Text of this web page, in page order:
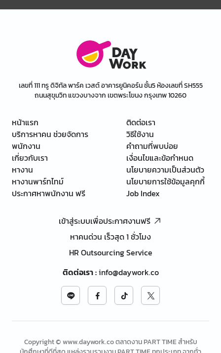
เลขที่ 111 ทรู ดิจิทัล พาร์ค เวสต์ อาคารยูนิคอร์น ชั้น5 ห้องเลขที่ SH555
ถนนสุขุมวิท แขวงบางจาก เขตพระโขนง กรุงเทพ 10260
หน้าแรก
บริการหาคน ช่วยจัดการ
พนักงาน
เกี่ยวกับเรา
หางาน
หางานพาร์ทไทม์
ประกาศหาพนักงาน ฟรี
ติดต่อเรา
วิธีใช้งาน
คำถามที่พบบ่อย
เงื่อนไขและข้อกำหนด
นโยบายความเป็นส่วนตัว
นโยบายการใช้ข้อมูลคุกกี้
Job Index
เข้าสู่ระบบเพื่อประกาศงานฟรี
หาคนด่วน เร็วสุด 1 ชั่วโมง
HR Outsourcing Service
ติดต่อเรา:info@daywork.co
Copyright © www.daywork.co ตลาดงาน PART TIME สำหรับ